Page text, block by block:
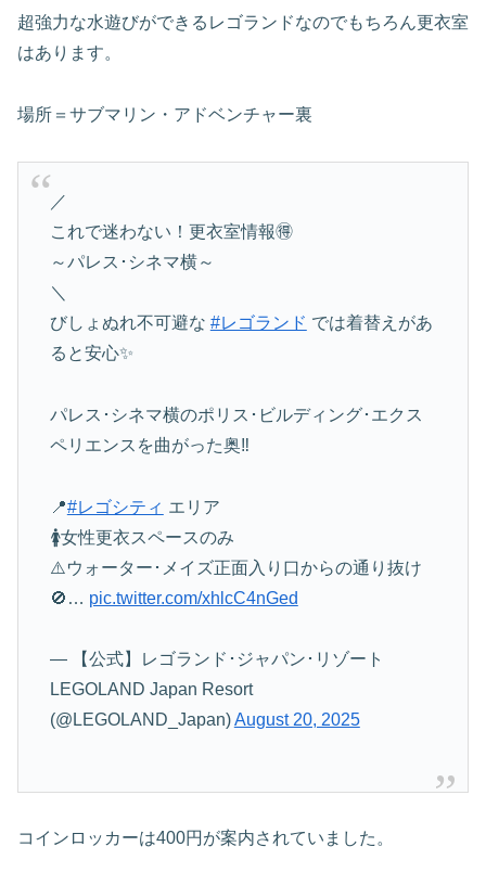
超強力な水遊びができるレゴランドなのでもちろん更衣室
はあります。
場所＝サブマリン・アドベンチャー裏
／
これで迷わない！更衣室情報🉐
～パレス･シネマ横～
＼
びしょぬれ不可避な #レゴランド では着替えがあ
ると安心✨
パレス･シネマ横のポリス･ビルディング･エクス
ペリエンスを曲がった奥‼️
📍#レゴシティ エリア
🚺女性更衣スペースのみ
⚠️ウォーター･メイズ正面入り口からの通り抜け
🚫… pic.twitter.com/xhlcC4nGed
— 【公式】レゴランド･ジャパン･リゾート
LEGOLAND Japan Resort
(@LEGOLAND_Japan)August 20, 2025
コインロッカーは400円が案内されていました。